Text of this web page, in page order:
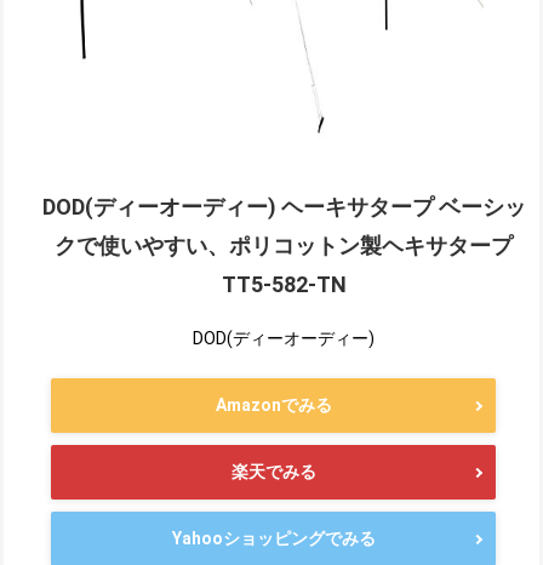
DOD(ディーオーディー) ヘーキサタープ ベーシッ
クで使いやすい、ポリコットン製ヘキサタープ
TT5-582-TN
DOD(ディーオーディー)
Amazonでみる
楽天でみる
Yahooショッピングでみる